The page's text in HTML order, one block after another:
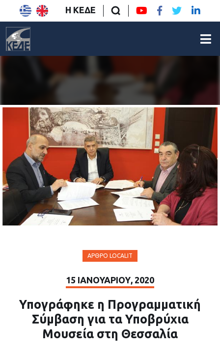
Η ΚΕΔΕ
ΆΡΘΡΟ LOCALIT
15 ΙΑΝΟΥΑΡΊΟΥ, 2020
Υπογράφηκε η Προγραμματική
Σύμβαση για τα Υποβρύχια
Μουσεία στη Θεσσαλία